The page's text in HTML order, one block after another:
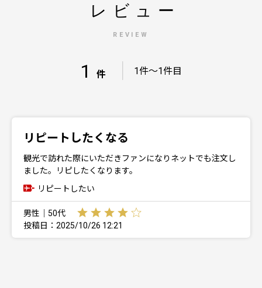
レビュー
REVIEW
1 件 1件～1件目
リピートしたくなる
観光で訪れた際にいただきファンになりネットでも注文し
ました。リピしたくなります。
リピートしたい
男性｜50代
投稿日：2025/10/26 12:21